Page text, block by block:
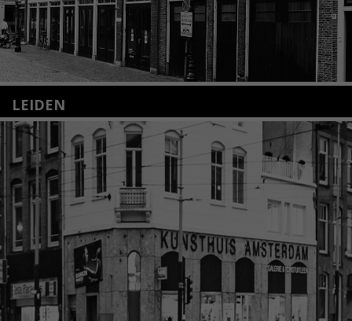
LEIDEN
Nieuwstraat 35
2312 KA Leiden
+31(0)71 – 52 84 480
info@kunsthuisleiden.nl
Lees meer